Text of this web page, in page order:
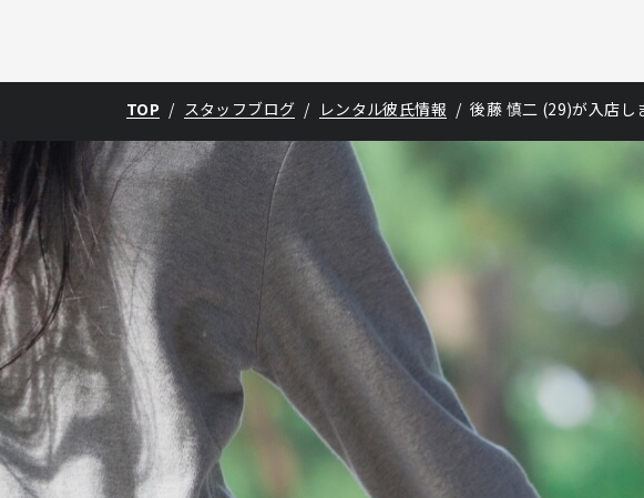
TOP スタッフブログ レンタル彼氏情報 後藤 慎二 (29)が入店し